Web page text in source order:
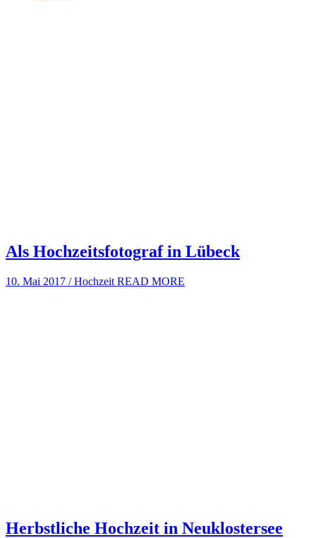
Als Hochzeitsfotograf in Lübeck
10. Mai 2017 /Hochzeit READ MORE
Herbstliche Hochzeit in Neuklostersee